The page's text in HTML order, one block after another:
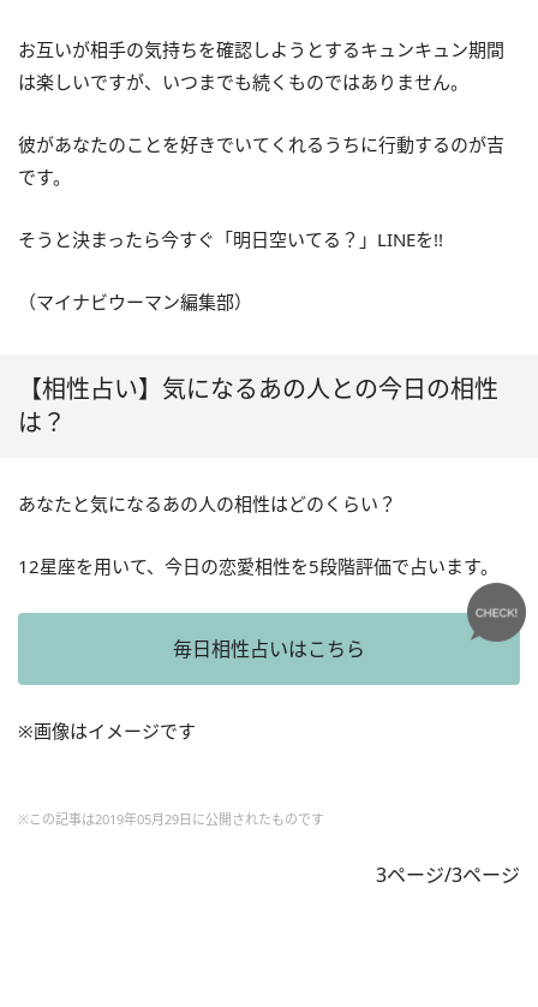
お互いが相手の気持ちを確認しようとするキュンキュン期間
は楽しいですが、いつまでも続くものではありません。
彼があなたのことを好きでいてくれるうちに行動するのが吉
です。
そうと決まったら今すぐ「明日空いてる？」LINEを!!
（マイナビウーマン編集部）
【相性占い】気になるあの人との今日の相性
は？
あなたと気になるあの人の相性はどのくらい？
12星座を用いて、今日の恋愛相性を5段階評価で占います。
毎日相性占いはこちら
※画像はイメージです
※この記事は2019年05月29日に公開されたものです
3ページ/3ページ